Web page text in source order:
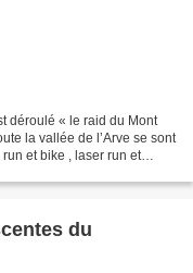
déroulé « le raid du Mont
la vallée de l’Arve se sont
et bike , laser run et
du